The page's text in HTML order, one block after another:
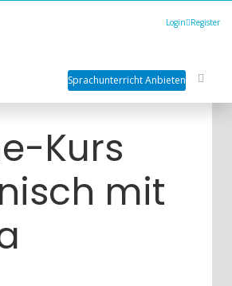
Login Register
Sprachunterricht Anbieten
Kurs
mit